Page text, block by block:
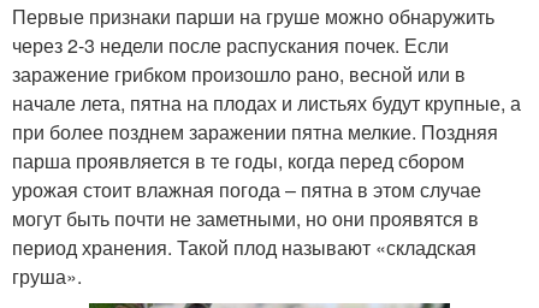
Первые признаки парши на груше можно обнаружить
через 2-3 недели после распускания почек. Если
заражение грибком произошло рано, весной или в
начале лета, пятна на плодах и листьях будут крупные, а
при более позднем заражении пятна мелкие. Поздняя
парша проявляется в те годы, когда перед сбором
урожая стоит влажная погода – пятна в этом случае
могут быть почти не заметными, но они проявятся в
период хранения. Такой плод называют «складская
груша».